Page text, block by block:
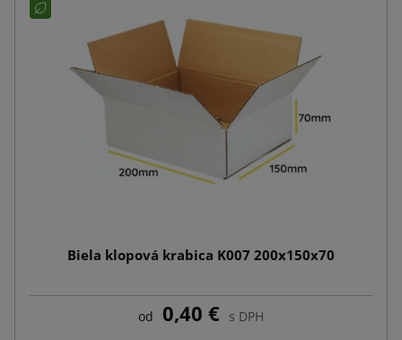
Biela klopová krabica K007 200x150x70
od 0,40 € s DPH